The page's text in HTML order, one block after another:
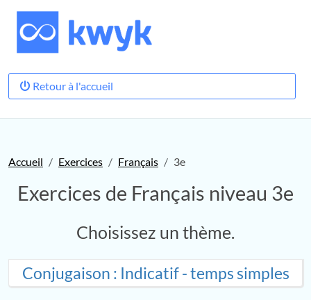
Retour à l'accueil
Accueil Exercices Français 3e
Exercices de Français niveau 3e
Choisissez un thème.
Conjugaison : Indicatif - temps simples